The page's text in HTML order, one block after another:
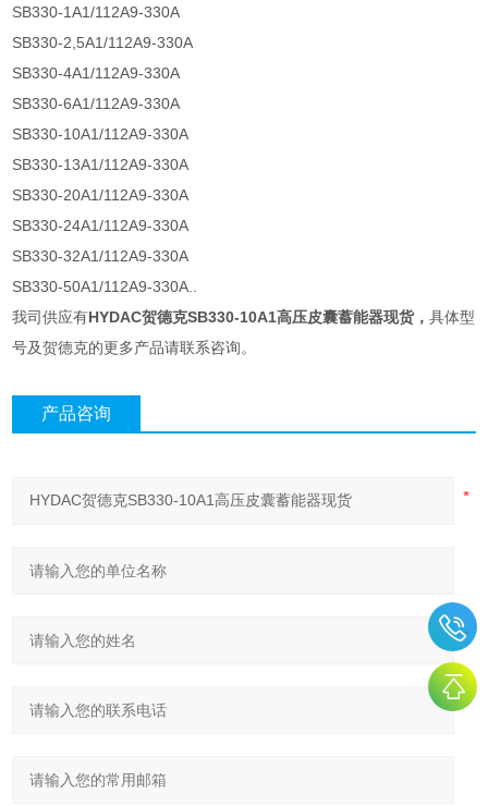
SB330-1A1/112A9-330A
SB330-2,5A1/112A9-330A
SB330-4A1/112A9-330A
SB330-6A1/112A9-330A
SB330-10A1/112A9-330A
SB330-13A1/112A9-330A
SB330-20A1/112A9-330A
SB330-24A1/112A9-330A
SB330-32A1/112A9-330A
SB330-50A1/112A9-330A..
我司供应有HYDAC贺德克SB330-10A1高压皮囊蓄能器现货，具体型
号及贺德克的更多产品请联系咨询。
产品咨询